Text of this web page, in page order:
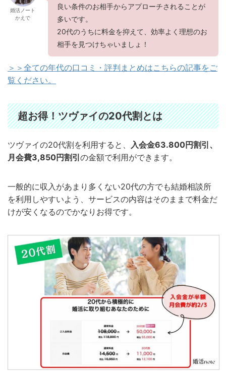
婚活ノート
かえで
良い条件のお相手からアプローチされることが
多いです。
20代のうちに料金を抑えて、効率よく理想のお
相手を見つけちゃいましょ！
＞＞全ての年代の口コミ・評判まとめはこちらの記事をご
覧ください。
超お得！ツヴァイの20代割とは
ツヴァイの20代割を利用すると、 入会金63.800円割引、
月会費3,850円割引 の金額で利用ができます。
一般的に収入があまり多くない20代の方でも結婚相談所
を利用しやすいよう、サービスの内容はそのままで料金だ
けが安くなるのでかなりお得です。